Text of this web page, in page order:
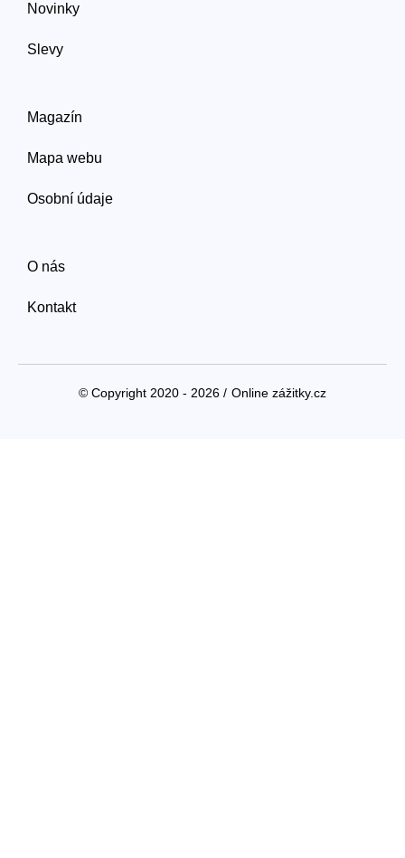
Novinky
Slevy
Magazín
Mapa webu
Osobní údaje
O nás
Kontakt
© Copyright 2020 - 2026 / Online zážitky.cz